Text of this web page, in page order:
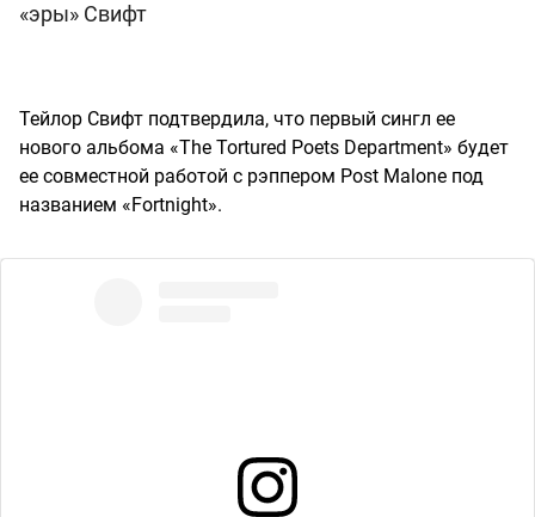
«эры» Свифт
Тейлор Свифт подтвердила, что первый сингл ее
нового альбома «The Tortured Poets Department» будет
ее совместной работой с рэппером Post Malone под
названием «Fortnight».